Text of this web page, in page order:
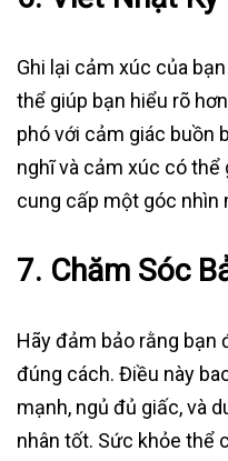
Ghi lại cảm xúc của
thể giúp bạn hiểu rõ
phó với cảm giác buồn
nghĩ và cảm xúc có thể
cung cấp một góc nhìn
7. Chăm Sóc
Hãy đảm bảo rằng bạn
đúng cách. Điều này
mạnh, ngủ đủ giấc, và
nhân tốt. Sức khỏe thể